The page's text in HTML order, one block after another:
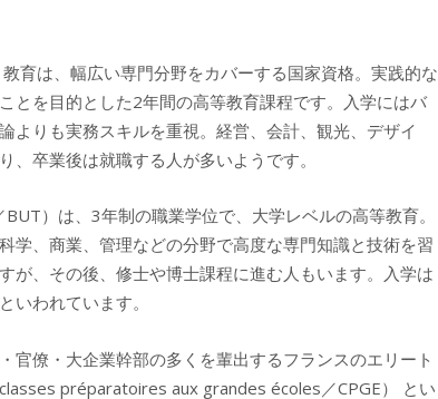
育は、幅広い専門分野をカバーする国家資格。実践的な
とを目的とした2年間の高等教育課程です。入学にはバ
よりも実務スキルを重視。経営、会計、観光、デザイ
卒業後は就職する人が多いようです。
）は、3年制の職業学位で、大学レベルの高等教育。
学、商業、管理などの分野で高度な専門知識と技術を習
が、その後、修士や博士課程に進む人もいます。入学は
いわれています。
官僚・大企業幹部の多くを輩出するフランスのエリート
classes préparatoires aux grandes écoles ／CPGE） とい